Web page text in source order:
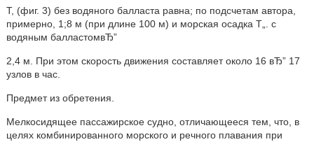
Т, (фиг. 3) без водяного балласта равна; по подсчетам автора,
примерно, 1;8 м (при длине 100 м) и морская осадка Т„. с
водяным балластомвЂ”
2,4 м. При этом скорость движения составляет около 16 вЂ” 17
узлов в час.
Предмет из обретения.
Мелкосидящее пассажирское судно, отличающееся тем, что, в
целях комбинированного морского и речного плавания при